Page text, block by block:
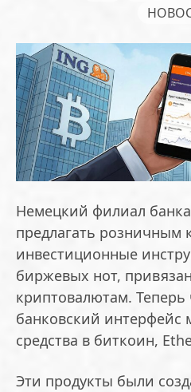
Немецкий филиал
предлагать розничным
инвестиционные
биржевых нот,
криптовалютам. Теперь
банковский интерфейс
средства в биткоин,
Эти продукты были